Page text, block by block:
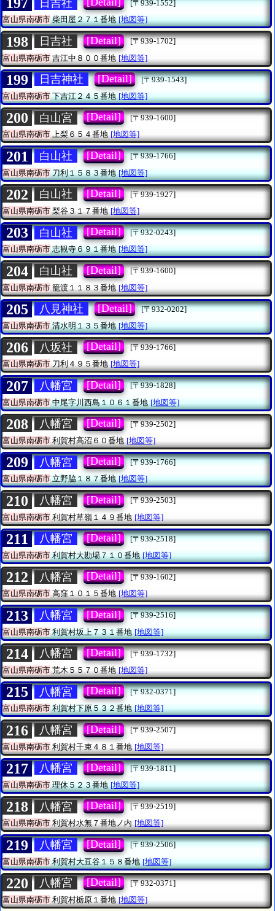
197 日吉社
[〒939-1552]
富山県南砺市柴田屋２７１番地 [地図等]
198 日吉社 [Detail]
[〒939-1702]
富山県南砺市 吉江中８００番地 [地図等]
199 日吉神社 [Detail]
[〒939-1543]
富山県南砺市下吉江２４５番地 [地図等]
200 白山宮 [Detail]
[〒939-1600]
富山県南砺市上梨６５４番地 [地図等]
201 白山社 [Detail]
[〒939-1766]
富山県南砺市刀利１５８３番地 [地図等]
202 白山社 [Detail]
[〒939-1927]
富山県南砺市 梨谷３１７番地 [地図等]
203 白山社 [Detail]
[〒932-0243]
富山県南砺市志観寺６９１番地 [地図等]
204 白山社 [Detail]
[〒939-1600]
富山県南砺市 籠渡１１８３番地 [地図等]
205 八見神社 [Detail]
[〒932-0202]
富山県南砺市清水明１３５番地 [地図等]
206 八坂社 [Detail]
[〒939-1766]
富山県南砺市刀利４９５番地 [地図等]
207 八幡宮 [Detail]
[〒939-1828]
富山県南砺市中尾字川西島１０６１番地 [地図等]
208 八幡宮 [Detail]
[〒939-2502]
富山県南砺市 利賀村高沼６０番地 [地図等]
209 八幡宮 [Detail]
[〒939-1766]
富山県南砺市立野脇１８７番地 [地図等]
210 八幡宮 [Detail]
[〒939-2503]
富山県南砺市 利賀村草嶺１４９番地 [地図等]
211 八幡宮 [Detail]
[〒939-2518]
富山県南砺市利賀村大勘場７１０番地 [地図等]
212 八幡宮 [Detail]
[〒939-1602]
富山県南砺市高窪１０１５番地 [地図等]
213 八幡宮 [Detail]
[〒939-2516]
富山県南砺市利賀村坂上７３１番地 [地図等]
214 八幡宮 [Detail]
[〒939-1732]
富山県南砺市 荒木５５７０番地 [地図等]
215 八幡宮 [Detail]
[〒932-0371]
富山県南砺市利賀村下原５３２番地 [地図等]
216 八幡宮 [Detail]
[〒939-2507]
富山県南砺市 利賀村千束４８１番地 [地図等]
217 八幡宮 [Detail]
[〒939-1811]
富山県南砺市理休５２３番地 [地図等]
218 八幡宮 [Detail]
[〒939-2519]
富山県南砺市利賀村水無７番地ノ内 [地図等]
219 八幡宮 [Detail]
[〒939-2506]
富山県南砺市利賀村大豆谷１５８番地 [地図等]
220 八幡宮 [Detail]
[〒932-0371]
富山県南砺市 利賀村栃原１番地 [地図等]